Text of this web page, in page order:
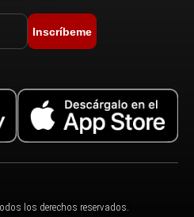
Inscríbeme
los derechos reservados.